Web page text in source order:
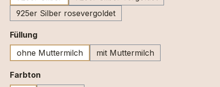
925er Silber rosevergoldet
Füllungauswählen
ohne Muttermilch
mit Muttermilch
Farbton